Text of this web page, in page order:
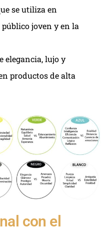
se utiliza en
joven y en la
elegancia, lujo y
productos de alta
con el